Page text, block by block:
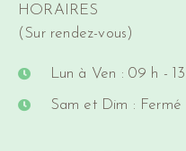
HORAIRES
(Sur rendez-vous)
Lun à Ven : 09 h -
Sam et Dim : Fermé